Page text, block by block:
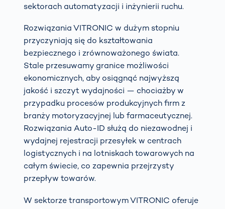
sektorach automatyzacji i inżynierii ruchu.
Rozwiązania VITRONIC w dużym stopniu
przyczyniają się do kształtowania
bezpiecznego i zrównoważonego świata.
Stale przesuwamy granice możliwości
ekonomicznych, aby osiągnąć najwyższą
jakość i szczyt wydajności — chociażby w
przypadku procesów produkcyjnych firm z
branży motoryzacyjnej lub farmaceutycznej.
Rozwiązania Auto-ID służą do niezawodnej i
wydajnej rejestracji przesyłek w centrach
logistycznych i na lotniskach towarowych na
całym świecie, co zapewnia przejrzysty
przepływ towarów.
W sektorze transportowym VITRONIC oferuje